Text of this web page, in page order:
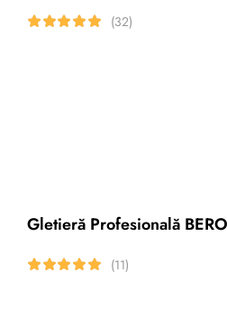
(32)
Gletieră Profesională
(11)